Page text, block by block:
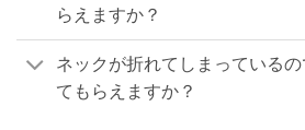
らえますか？
ネックが折れてしまっている
てもらえますか？